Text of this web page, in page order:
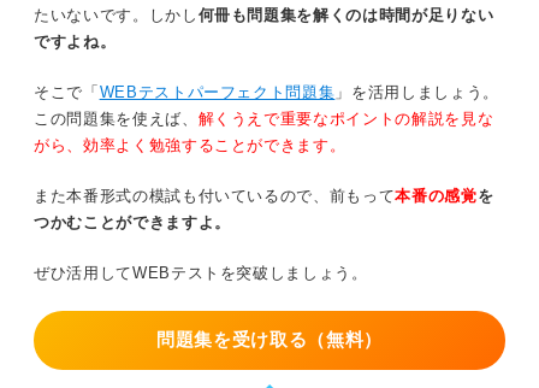
たいないです。しかし 何冊も問題集を解くのは時間が足りない
ですよね。
そこで「 WEBテストパーフェクト問題集 」を活用しましょう。
この問題集を使えば、 解くうえで重要なポイントの解説を見な
がら、効率よく勉強することができます。
また本番形式の模試も付いているので、前もって本番の感覚を
つかむことができますよ。
ぜひ活用してWEBテストを突破しましょう。
問題集を受け取る（無料）